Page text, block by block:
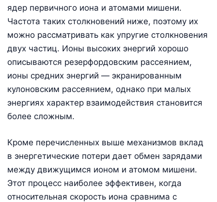
ядер первичного иона и атомами мишени.
Частота таких столкновений ниже, поэтому их
можно рассматривать как упругие столкновения
двух частиц. Ионы высоких энергий хорошо
описываются резерфордовским рассеянием,
ионы средних энергий — экранированным
кулоновским рассеянием, однако при малых
энергиях характер взаимодействия становится
более сложным.
Кроме перечисленных выше механизмов вклад
в энергетические потери дает обмен зарядами
между движущимся ионом и атомом мишени.
Этот процесс наиболее эффективен, когда
относительная скорость иона сравнима с